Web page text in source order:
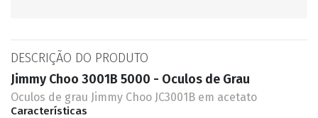
DESCRIÇÃO DO PRODUTO
Jimmy Choo 3001B 5000 - Oculos de Grau
Oculos de grau Jimmy Choo JC3001B em acetato
Características